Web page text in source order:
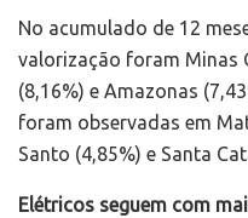
No acumulado de 12
valorização foram Minas
(8,16%) e Amazonas
foram observadas em
Santo (4,85%) e Santa
Elétricos seguem com